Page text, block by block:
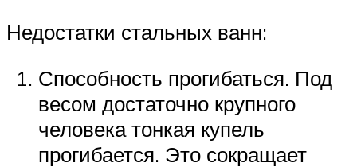
Недостатки стальных ванн:
Способность прогибаться. Под
весом достаточно крупного
человека тонкая купель
прогибается. Это сокращает